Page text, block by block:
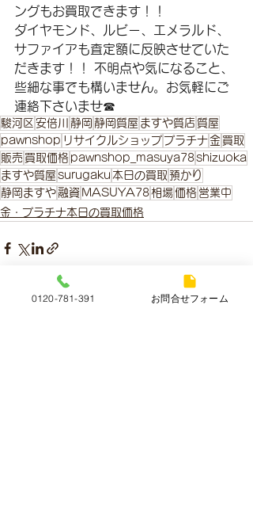
ングもお買取できます！！
ダイヤモンド、ルビー、エメラルド、
サファイアも査定額に反映させていた
だきます！！ 不明点や気になること、
些細な事でも構いません。お気軽にご
連絡下さいませ☎
駿河区 安倍川 静岡 静岡質屋 ますや質店 質屋
pawnshop リサイクルショップ プラチナ 金 買取
販売 買取価格 pawnshop_masuya78shizuoka
ますや質屋 surugaku 本日の買取 預かり
静岡ますや 融資 MASUYA78相場 価格 営業中
金・プラチナ本日の買取価格
すべて表示
0120-781-391 お問合せフォーム